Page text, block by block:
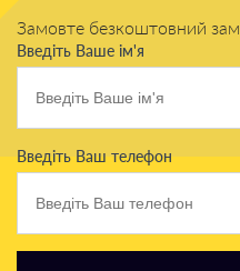
Замовте безкоштовний
Введіть Ваше ім'я
Введіть Ваш телефон